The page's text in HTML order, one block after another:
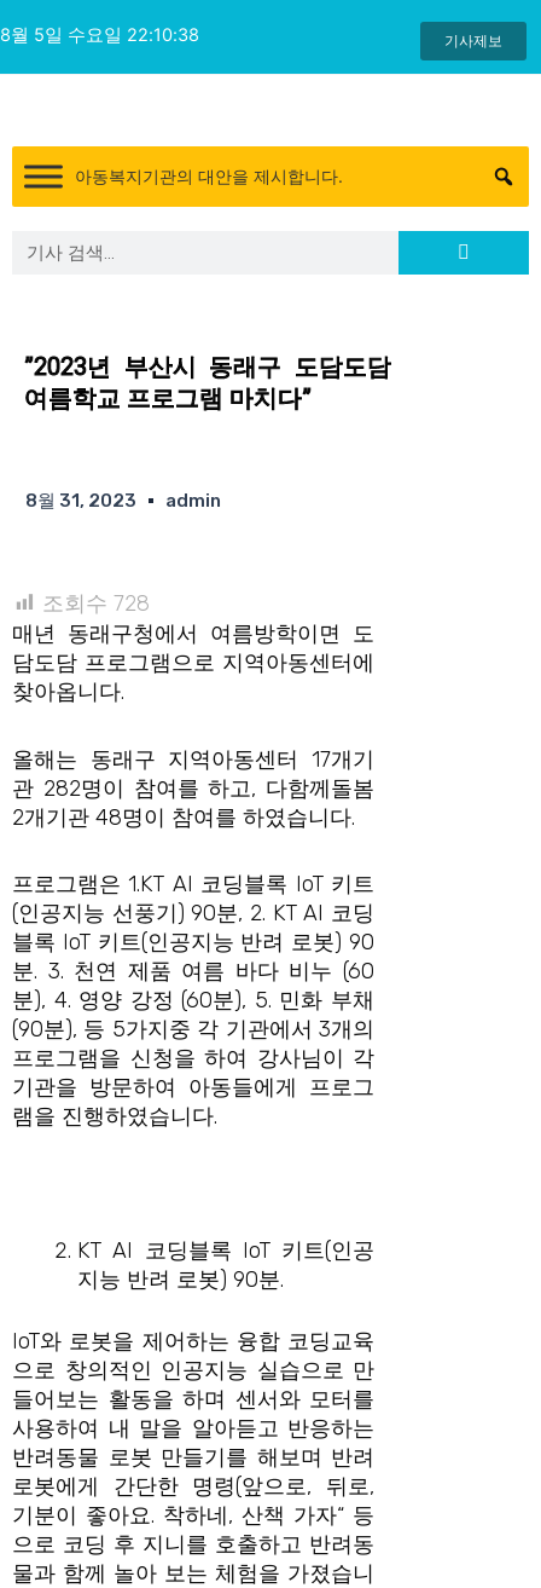
텐
츠
8월 5일 수요일 22:10:38 기사제보
아동복지기관의 대안을 제시합니다.
Search Search
”2023년 부산시 동래구 도담도담
여름학교 프로그램 마치다”
8월 31, 2023 admin
조회수 728
매년 동래구청에서 여름방학이면 도
담도담 프로그램으로 지역아동센터에
찾아옵니다.
올해는 동래구 지역아동센터 17개기
관 282명이 참여를 하고, 다함께돌봄
2개기관 48명이 참여를 하였습니다.
프로그램은 1.KT AI 코딩블록 IoT 키트
(인공지능 선풍기) 90분, 2. KT AI 코딩
블록 IoT 키트(인공지능 반려 로봇) 90
분. 3. 천연 제품 여름 바다 비누 (60
분), 4. 영양 강정 (60분), 5. 민화 부채
(90분), 등 5가지중 각 기관에서 3개의
프로그램을 신청을 하여 강사님이 각
기관을 방문하여 아동들에게 프로그
램을 진행하였습니다.
KT AI 코딩블록 IoT 키트(인공
지능 반려 로봇) 90분.
IoT와 로봇을 제어하는 융합 코딩교육
으로 창의적인 인공지능 실습으로 만
들어보는 활동을 하며 센서와 모터를
사용하여 내 말을 알아듣고 반응하는
반려동물 로봇 만들기를 해보며 반려
로봇에게 간단한 명령(앞으로, 뒤로,
기분이 좋아요. 착하네, 산책 가자“ 등
으로 코딩 후 지니를 호출하고 반려동
물과 함께 놀아 보는 체험을 가졌습니